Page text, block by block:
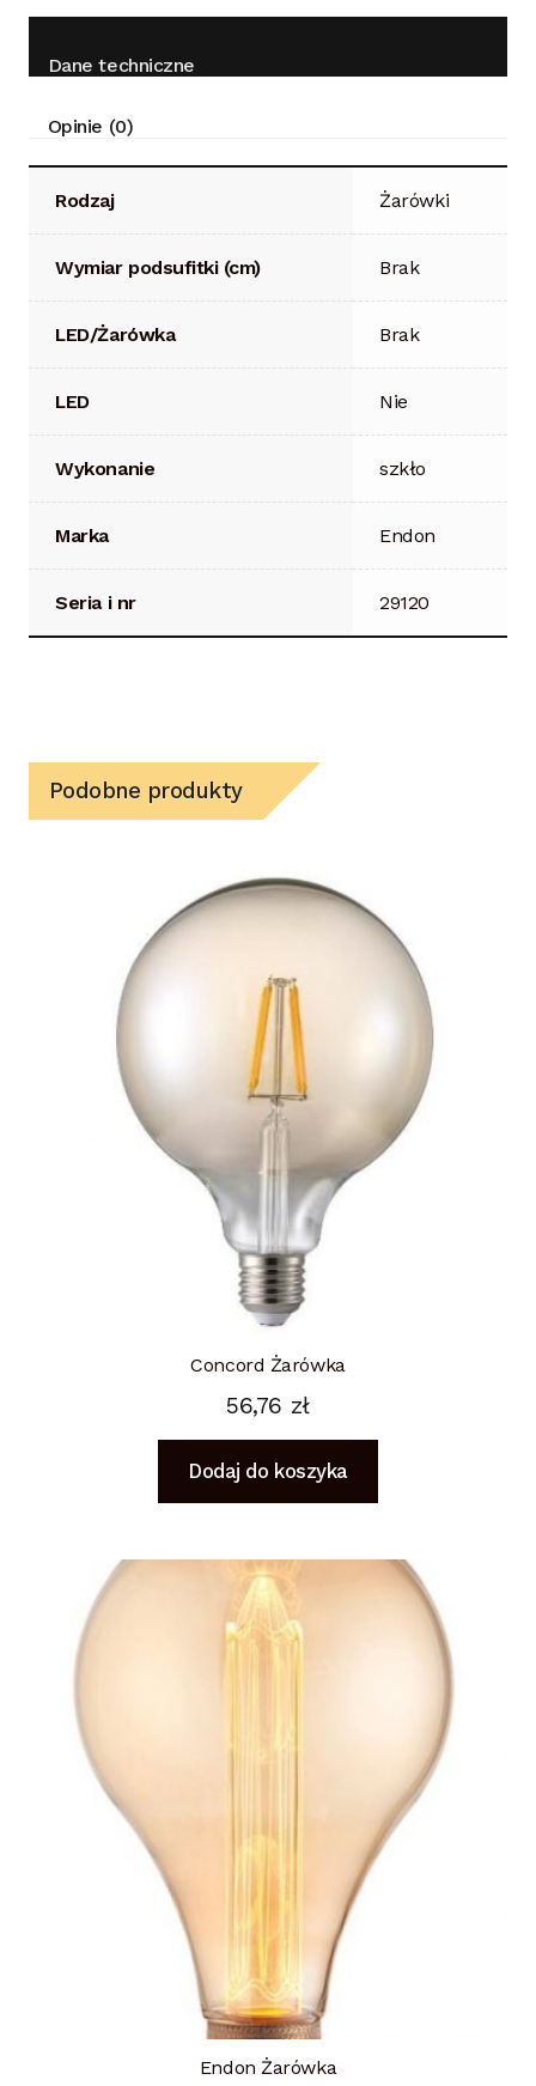
Dane techniczne
Opinie (0)
Rodzaj Żarówki
Wymiar podsufitki (cm) Brak
LED/Żarówka Brak
LED Nie
Wykonanie szkło
Marka Endon
Seria i nr 29120
Podobne produkty
Concord Żarówka
56,76 zł
Dodaj do koszyka
Endon Żarówka